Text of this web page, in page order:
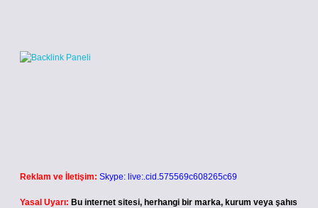
Reklam ve İletişim: Skype: live:.cid.575569c608265c69
Yasal Uyarı: Bu internet sitesi, herhangi bir marka, kurum veya şahıs